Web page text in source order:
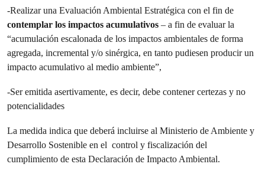
-Realizar una Evaluación Ambiental Estratégica con el fin de
contemplar los impactos acumulativos – a fin de evaluar la
“acumulación escalonada de los impactos ambientales de forma
agregada, incremental y/o sinérgica, en tanto pudiesen producir un
impacto acumulativo al medio ambiente”,
-Ser emitida asertivamente, es decir, debe contener certezas y no
potencialidades
La medida indica que deberá incluirse al Ministerio de Ambiente y
Desarrollo Sostenible en el control y fiscalización del
cumplimiento de esta Declaración de Impacto Ambiental.